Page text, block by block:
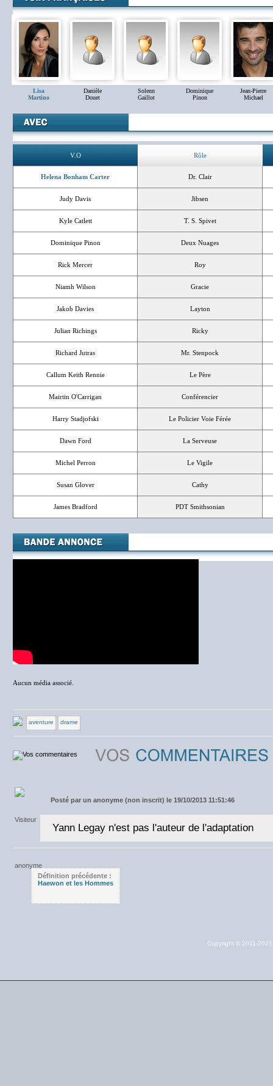
Lisa
Martino
Danièle
Douet
Solenn
Gaillot
Dominique
Pinon
Jean-Pierre
Michael
V.O Rôle
Helena Bonham Carter Dr. Clair
Judy Davis Jibsen
Kyle Catlett T. S. Spivet
Dominique Pinon Deux Nuages
Rick Mercer Roy
Niamh Wilson Gracie
Jakob Davies Layton
Julian Richings Ricky
Richard Jutras Mr. Stenpock
Callum Keith Rennie Le Père
Mairtin O'Carrigan Conférencier
Harry Stadjofski Le Policier Voie Férée
Dawn Ford La Serveuse
Michel Perron Le Vigile
Susan Glover Cathy
James Bradford PDT Smithsonian
Aucun média associé.
aventure drame
Posté par un anonyme (non inscrit) le 19/10/2013 11:51:46
Yann Legay n'est pas l'auteur de l'adaptation
Définition précédente :
Haewon et les Hommes
Copyright © 2011-